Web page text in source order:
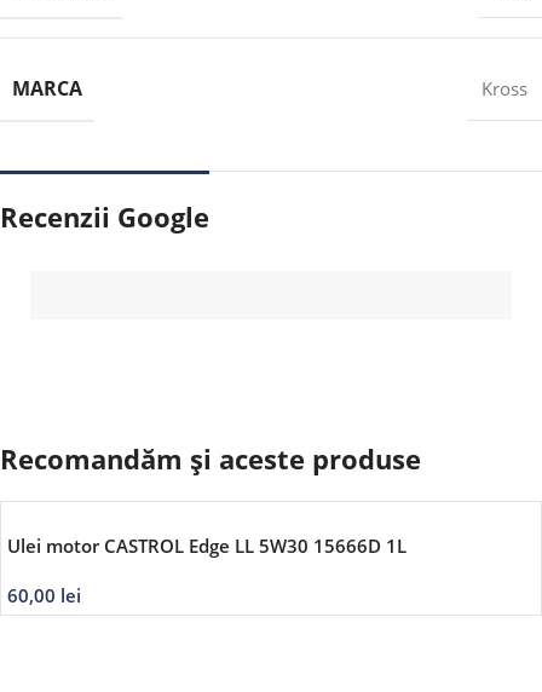
MARCA Kross
Recenzii Google
Recomandăm și aceste produse
Ulei motor CASTROL Edge LL 5W30 15666D 1L
60,00 lei